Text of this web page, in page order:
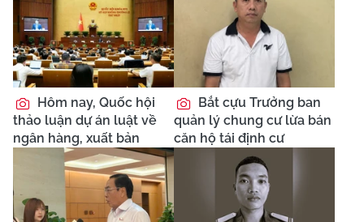
Hôm nay, Quốc hội
thảo luận dự án luật về
ngân hàng, xuất bản
Bắt cựu Trưởng ban
quản lý chung cư lừa bán
căn hộ tái định cư